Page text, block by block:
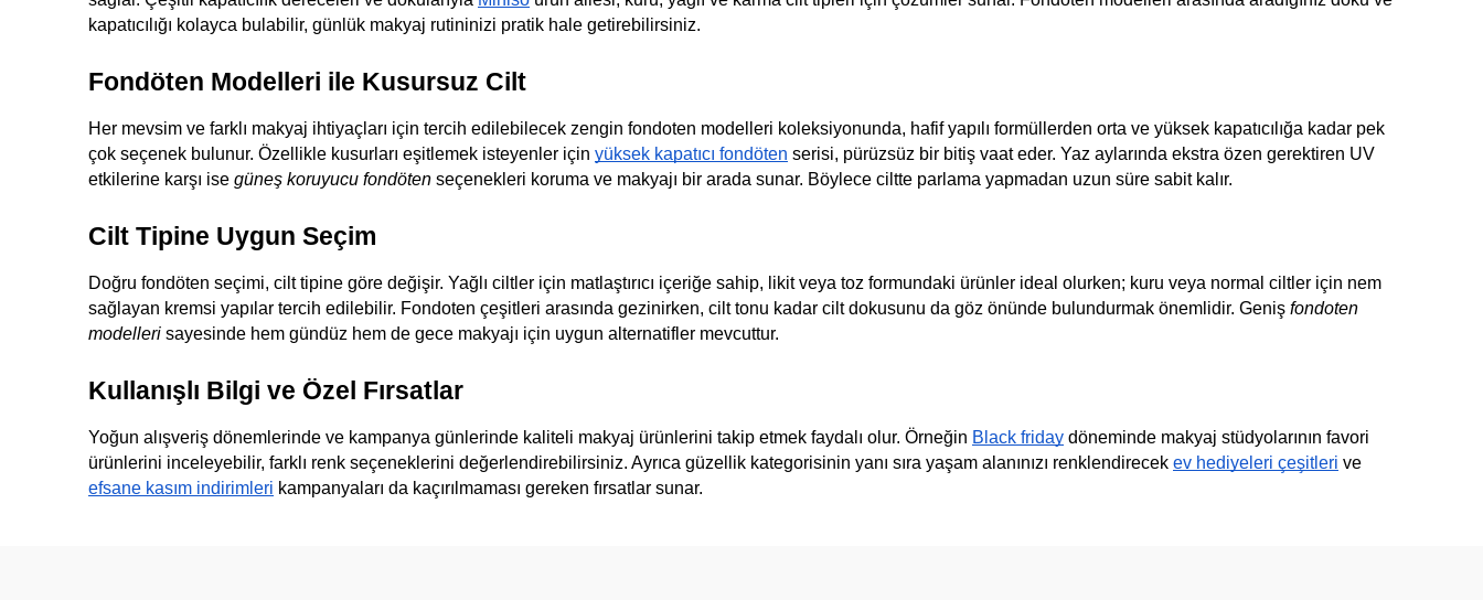
kapatıcılığı kolayca bulabilir, günlük makyaj rutininizi pratik hale getirebilirsiniz.
Fondöten Modelleri ile Kusursuz Cilt
Her mevsim ve farklı makyaj ihtiyaçları için tercih edilebilecek zengin fondoten modelleri koleksiyonunda, hafif yapılı formüllerden orta ve yüksek kapatıcılığa kadar pek
çok seçenek bulunur. Özellikle kusurları eşitlemek isteyenler için yüksek kapatıcı fondöten serisi, pürüzsüz bir bitiş vaat eder. Yaz aylarında ekstra özen gerektiren UV
etkilerine karşı ise güneş koruyucu fondöten seçenekleri koruma ve makyajı bir arada sunar. Böylece ciltte parlama yapmadan uzun süre sabit kalır.
Cilt Tipine Uygun Seçim
Doğru fondöten seçimi, cilt tipine göre değişir. Yağlı ciltler için matlaştırıcı içeriğe sahip, likit veya toz formundaki ürünler ideal olurken; kuru veya normal ciltler için nem
sağlayan kremsi yapılar tercih edilebilir. Fondoten çeşitleri arasında gezinirken, cilt tonu kadar cilt dokusunu da göz önünde bulundurmak önemlidir. Geniş fondoten
modelleri sayesinde hem gündüz hem de gece makyajı için uygun alternatifler mevcuttur.
Kullanışlı Bilgi ve Özel Fırsatlar
Yoğun alışveriş dönemlerinde ve kampanya günlerinde kaliteli makyaj ürünlerini takip etmek faydalı olur. Örneğin Black friday döneminde makyaj stüdyolarının favori
ürünlerini inceleyebilir, farklı renk seçeneklerini değerlendirebilirsiniz. Ayrıca güzellik kategorisinin yanı sıra yaşam alanınızı renklendirecek ev hediyeleri çeşitleri ve
efsane kasım indirimleri kampanyaları da kaçırılmaması gereken fırsatlar sunar.